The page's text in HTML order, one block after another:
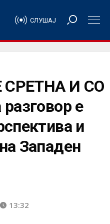
СЛУШАЈ
И СО
е
и
Западен
13:32